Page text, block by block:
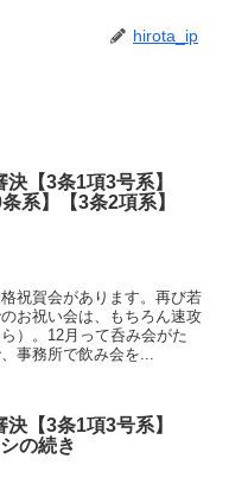
hirota_ip
【3条1項3号系】
条系】【3条2項系】
祝賀会があります。再び若
お祝い会は、もちろん速攻
）。12月って呑み会がた
事務所で飲み会を...
【3条1項3号系】
の続き